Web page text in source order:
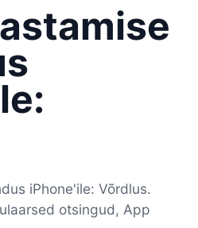
iPhone'ile: Võrdlus.
otsingud, App